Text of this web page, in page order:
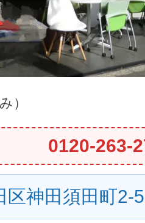
）
0120-263-
区神田須田町2-